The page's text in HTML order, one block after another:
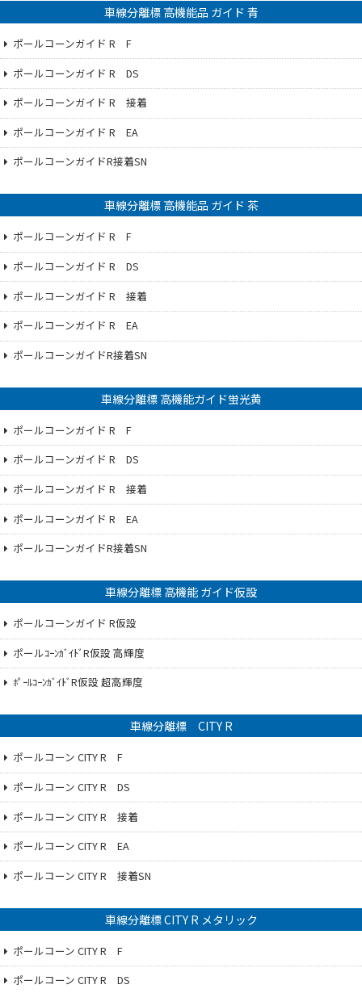
車線分離標 高機能品 ガイド 青
ポールコーンガイド R F
ポールコーンガイド R DS
ポールコーンガイド R 接着
ポールコーンガイド R EA
ポールコーンガイドR接着SN
車線分離標 高機能品 ガイド 茶
ポールコーンガイド R F
ポールコーンガイド R DS
ポールコーンガイド R 接着
ポールコーンガイド R EA
ポールコーンガイドR接着SN
車線分離標 高機能ガイド蛍光黄
ポールコーンガイド R F
ポールコーンガイド R DS
ポールコーンガイド R 接着
ポールコーンガイド R EA
ポールコーンガイドR接着SN
車線分離標 高機能 ガイド仮設
ポールコーンガイド R仮設
ポールｺｰﾝｶﾞｲﾄﾞR仮設 高輝度
ﾎﾟｰﾙｺｰﾝｶﾞｲﾄﾞR仮設 超高輝度
車線分離標 CITY R
ポールコーン CITY R F
ポールコーン CITY R DS
ポールコーン CITY R 接着
ポールコーン CITY R EA
ポールコーン CITY R 接着SN
車線分離標 CITY R メタリック
ポールコーン CITY R F
ポールコーン CITY R DS